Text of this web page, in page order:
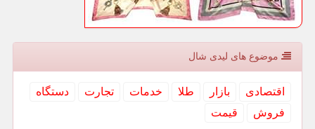
موضوع های لیدی شال
اقتصادی بازار طلا خدمات تجارت
دستگاه
فروش
قیمت